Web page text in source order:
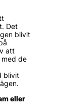
Det
blivit
att
de
blivit
eller